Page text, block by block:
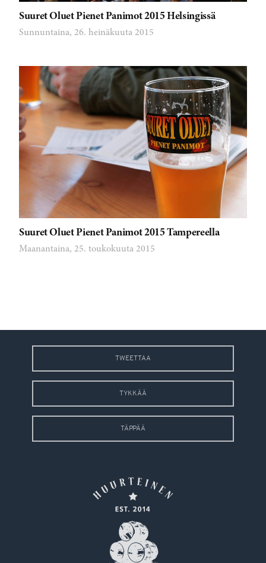
Suuret Oluet Pienet Panimot 2015 Helsingissä
Sunnuntaina, 26. heinäkuuta 2015
Suuret Oluet Pienet Panimot 2015 Tampereella
Maanantaina, 25. toukokuuta 2015
TWEETTAA
TYKKÄÄ
TÄPPÄÄ